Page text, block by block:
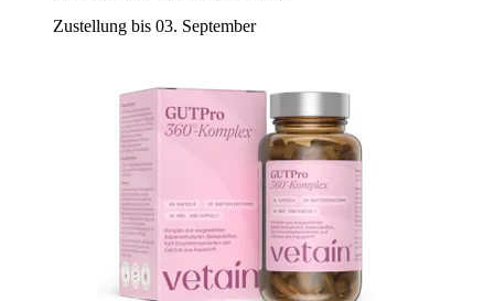
Zustellung bis 03. September